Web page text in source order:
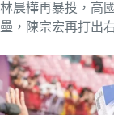
林晨樺再暴投，高
壘，陳宗宏再打出